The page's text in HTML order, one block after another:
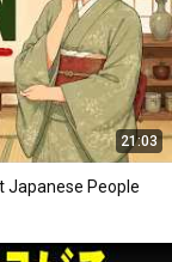
21:03
Japanese People